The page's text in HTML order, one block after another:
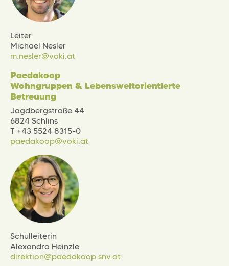
Leiter
Michael Nesler
m.nesler@voki.at
Paedakoop
Wohngruppen & Lebensweltorientierte
Betreuung
Jagdbergstraße 44
6824 Schlins
T +43 5524 8315-0
paedakoop@voki.at
Schulleiterin
Alexandra Heinzle
direktion@paedakoop.snv.at